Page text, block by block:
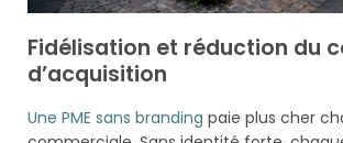
Fidélisation et réduction du
d’acquisition
Une PME sans branding paie plus cher